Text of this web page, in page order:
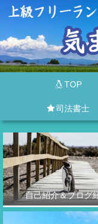
TOP
司法書士
自己紹介＆ブログ